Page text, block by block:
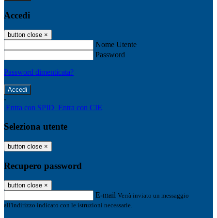
Accedi
button close ×
Nome Utente
Password
Password dimenticata?
-
Entra con SPID Entra con CIE
Seleziona utente
button close ×
Recupero password
button close ×
E-mail Verrà inviato un messaggio
all'indirizzo indicato con le istruzioni necessarie.